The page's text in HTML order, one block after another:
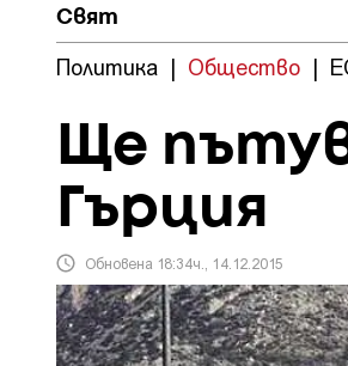
Свят
Политика | Общество |
Ще
Гърция
Обновена 18:34ч., 14.12.2015